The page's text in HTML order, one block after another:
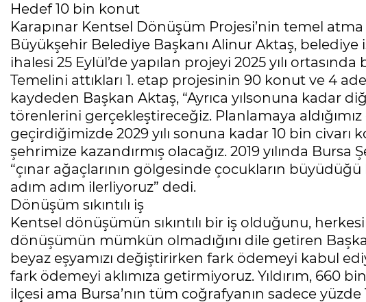
Hedef 10 bin konut
Karapınar Kentsel Dönüşüm Projesi’nin temel
Büyükşehir Belediye Başkanı Alinur Aktaş,
ihalesi 25 Eylül’de yapılan projeyi 2025 yılı
Temelini attıkları 1. etap projesinin 90 konut ve 4
kaydeden Başkan Aktaş, “Ayrıca yılsonuna kadar
törenlerini gerçekleştireceğiz. Planlamaya
geçirdiğimizde 2029 yılı sonuna kadar 10 bin
şehrimize kazandırmış olacağız. 2019 yılında
“çınar ağaçlarının gölgesinde çocukların
adım adım ilerliyoruz” dedi.
Dönüşüm sıkıntılı iş
Kentsel dönüşümün sıkıntılı bir iş olduğunu,
dönüşümün mümkün olmadığını dile getiren
beyaz eşyamızı değiştirirken fark ödemeyi kabul
fark ödemeyi aklımıza getirmiyoruz. Yıldırım, 660
ilçesi ama Bursa’nın tüm coğrafyanın sadece
Cihanşümul aptallık!
Abdullah ULUYURT
Gölgelerin anlamı!
İbrahim ÖGE